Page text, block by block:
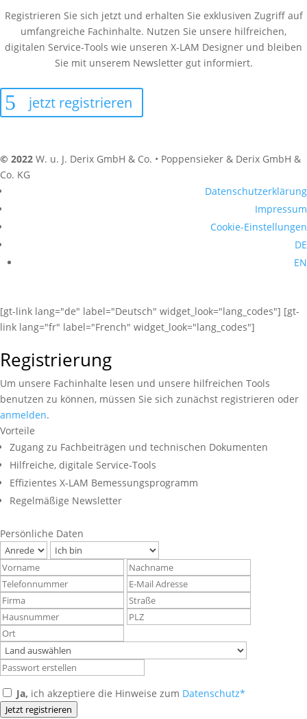
Registrieren Sie sich jetzt und erhalten Sie exklusiven Zugriff auf
umfangreiche Fachinhalte. Nutzen Sie unsere hilfreichen,
digitalen Service-Tools wie unseren X-LAM Designer und bleiben
Sie mit unserem Newsletter gut informiert.
jetzt registrieren
© 2022 W. u. J. Derix GmbH & Co. • Poppensieker & Derix GmbH &
Co. KG
Datenschutzerklärung
Impressum
Cookie-Einstellungen
DE
EN
[gt-link lang="de" label="Deutsch" widget_look="lang_codes"] [gt-
link lang="fr" label="French" widget_look="lang_codes"]
Registrierung
Um unsere Fachinhalte lesen und unsere hilfreichen Tools
benutzen zu können, müssen Sie sich zunächst registrieren oder
anmelden.
Vorteile
Zugang zu Fachbeiträgen und technischen Dokumenten
Hilfreiche, digitale Service-Tools
Effizientes X-LAM Bemessungsprogramm
Regelmäßige Newsletter
Persönliche Daten
Ja, ich akzeptiere die Hinweise zum Datenschutz*
Jetzt registrieren